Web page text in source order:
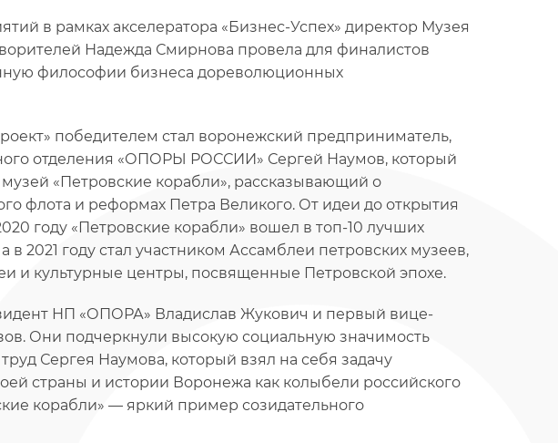
в рамках акселератора «Бизнес-Успех» директор Музея
Надежда Смирнова провела для финалистов
философии бизнеса дореволюционных
победителем стал воронежский предприниматель,
отделения «ОПОРЫ РОССИИ» Сергей Наумов, который
«Петровские корабли», рассказывающий о
флота и реформах Петра Великого. От идеи до открытия
году «Петровские корабли» вошел в топ-10 лучших
2021 году стал участником Ассамблеи петровских музеев,
и культурные центры, посвященные Петровской эпохе.
НП «ОПОРА» Владислав Жукович и первый вице-
Они подчеркнули высокую социальную значимость
Сергея Наумова, который взял на себя задачу
страны и истории Воронежа как колыбели российского
корабли» — яркий пример созидательного